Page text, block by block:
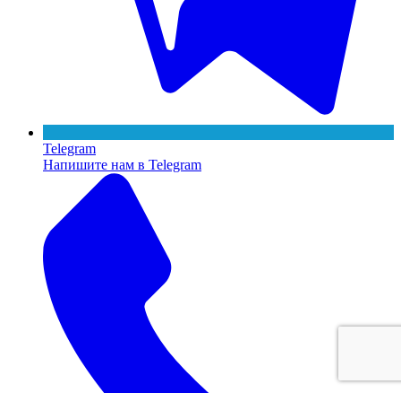
Telegram
Напишите нам в Telegram